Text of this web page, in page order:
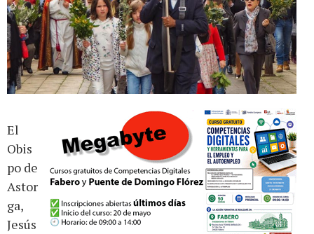
El
Obis
po de
Astor
ga,
Jesús